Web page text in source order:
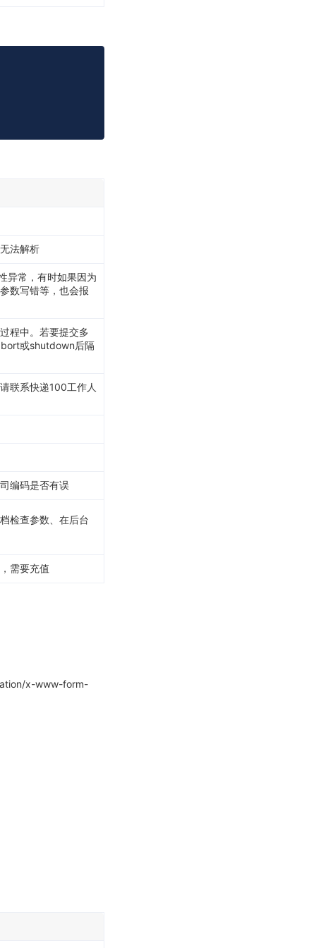
法解析
异常，有时如果因为
数写错等，也会报
程中。若要提交多
或shutdown后隔
联系快递100工作人
编码是否有误
检查参数、在后台
需要充值
x-www-form-